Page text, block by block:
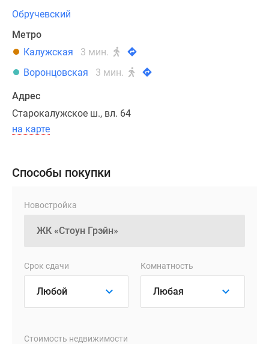
доминантой
Юго-
Западного
округа
благодаря
архитектуре.
2
башни
20
будут
современном
европейском
стиле.
корпуса
Обручевский
Метро
Калужская
3 мин.
Воронцовская
3 мин.
Адрес
Старокалужское ш., вл. 64
на карте
Способы покупки
Новостройка
Срок сдачи Комнатность
Стоимость недвижимости